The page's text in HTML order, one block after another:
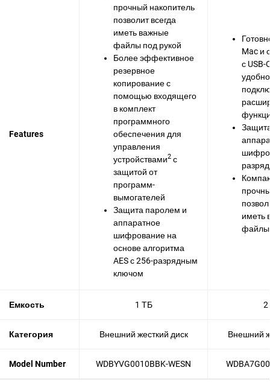
Features
прочный накопитель
позволит всегда
иметь важные
файлы под рукой
Более эффективное
резервное
копирование с
помощью входящего
в комплект
программного
обеспечения для
управления
устройствами2 с
защитой от
программ-
вымогателей
Защита паролем и
аппаратное
шифрование на
основе алгоритма
AES с 256-разрядным
ключом
Mac и
с
иметь
файлы
Емкость 1 ТБ 2
Категория Внешний жесткий диск Внешний
Model Number WDBYVG0010BBK-WESN